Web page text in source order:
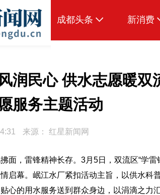
成都头条
本地
国内
传真机
公示
新消费
爱看
润民心 供水志愿暖
服务主题活动
来源： 红星新闻网
面，雷锋精神长存。3月5日，双流区“学
启幕。岷江水厂紧扣活动主旨，以供水科
心的用水服务送到群众身边，以涓滴之力